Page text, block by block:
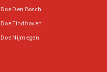
Doe Den Bosch
Doe Eindhoven
Doe Nijmegen